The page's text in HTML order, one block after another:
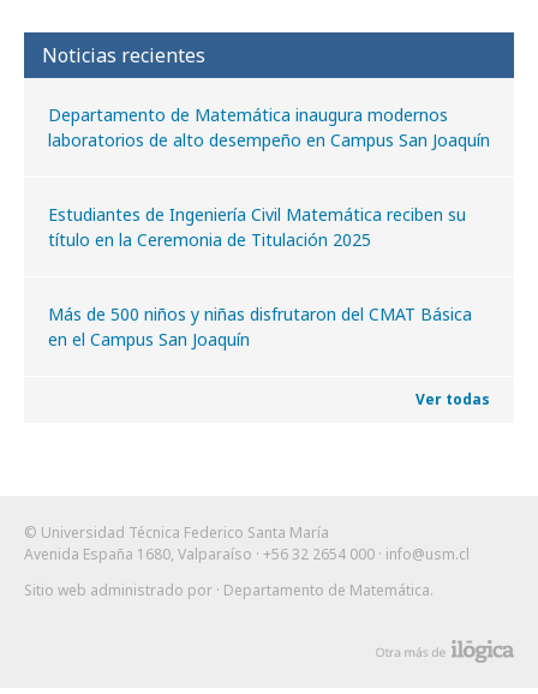
Noticias recientes
Departamento de Matemática inaugura modernos
laboratorios de alto desempeño en Campus San Joaquín
Estudiantes de Ingeniería Civil Matemática reciben su
título en la Ceremonia de Titulación 2025
Más de 500 niños y niñas disfrutaron del CMAT Básica
en el Campus San Joaquín
Ver todas
© Universidad Técnica Federico Santa María
Avenida España 1680, Valparaíso · +56 32 2654 000 · info@usm.cl
Sitio web administrado por · Departamento de Matemática.